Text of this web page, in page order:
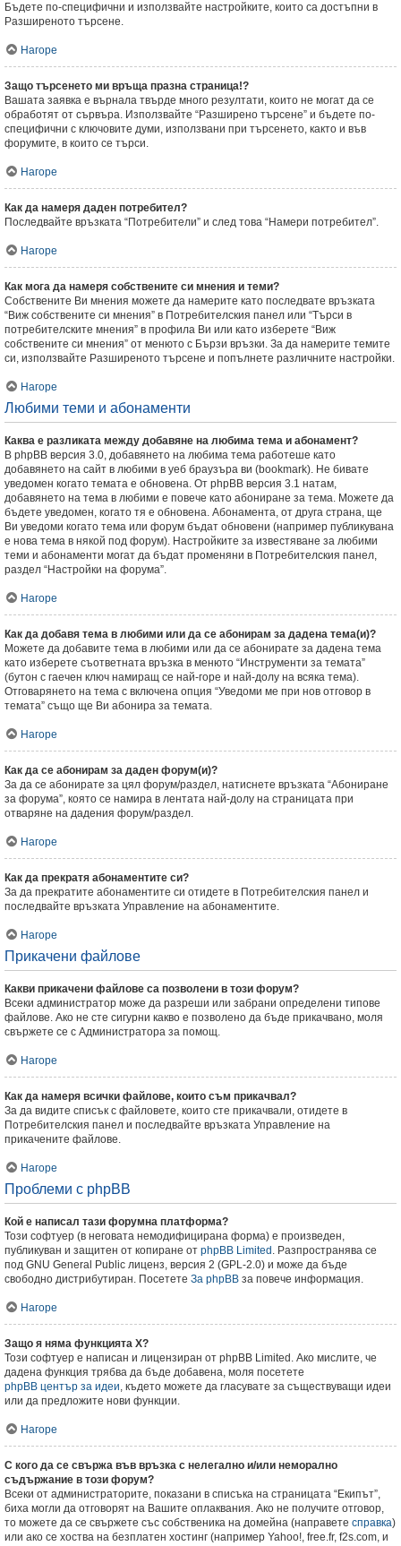
Бъдете по-специфични и използвайте настройките, които са достъпни в
Разширеното търсене.
Нагоре
Защо търсенето ми връща празна страница!?
Вашата заявка е върнала твърде много резултати, които не могат да се
обработят от сървъра. Използвайте “Разширено търсене” и бъдете по-
специфични с ключовите думи, използвани при търсенето, както и във
форумите, в които се търси.
Нагоре
Как да намеря даден потребител?
Последвайте връзката “Потребители” и след това “Намери потребител”.
Нагоре
Как мога да намеря собствените си мнения и теми?
Собствените Ви мнения можете да намерите като последвате връзката
“Виж собствените си мнения” в Потребителския панел или “Търси в
потребителските мнения” в профила Ви или като изберете “Виж
собствените си мнения” от менюто с Бързи връзки. За да намерите темите
си, използвайте Разширеното търсене и попълнете различните настройки.
Нагоре
Любими теми и абонаменти
Каква е разликата между добавяне на любима тема и абонамент?
В phpBB версия 3.0, добавянето на любима тема работеше като
добавянето на сайт в любими в уеб браузъра ви (bookmark). Не бивате
уведомен когато темата е обновена. От phpBB версия 3.1 натам,
добавянето на тема в любими е повече като абониране за тема. Можете да
бъдете уведомен, когато тя е обновена. Абонамента, от друга страна, ще
Ви уведоми когато тема или форум бъдат обновени (например публикувана
е нова тема в някой под форум). Настройките за известяване за любими
теми и абонаменти могат да бъдат променяни в Потребителския панел,
раздел “Настройки на форума”.
Нагоре
Как да добавя тема в любими или да се абонирам за дадена тема(и)?
Можете да добавите тема в любими или да се абонирате за дадена тема
като изберете съответната връзка в менюто “Инструменти за темата”
(бутон с гаечен ключ намиращ се най-горе и най-долу на всяка тема).
Отговарянето на тема с включена опция “Уведоми ме при нов отговор в
темата” също ще Ви абонира за темата.
Нагоре
Как да се абонирам за даден форум(и)?
За да се абонирате за цял форум/раздел, натиснете връзката “Абониране
за форума”, която се намира в лентата най-долу на страницата при
отваряне на дадения форум/раздел.
Нагоре
Как да прекратя абонаментите си?
За да прекратите абонаментите си отидете в Потребителския панел и
последвайте връзката Управление на абонаментите.
Нагоре
Прикачени файлове
Какви прикачени файлове са позволени в този форум?
Всеки администратор може да разреши или забрани определени типове
файлове. Ако не сте сигурни какво е позволено да бъде прикачвано, моля
свържете се с Администратора за помощ.
Нагоре
Как да намеря всички файлове, които съм прикачвал?
За да видите списък с файловете, които сте прикачвали, отидете в
Потребителския панел и последвайте връзката Управление на
прикачените файлове.
Нагоре
Проблеми с phpBB
Кой е написал тази форумна платформа?
Този софтуер (в неговата немодифицирана форма) е произведен,
публикуван и защитен от копиране от phpBB Limited . Разпространява се
под GNU General Public лиценз, версия 2 (GPL-2.0) и може да бъде
свободно дистрибутиран. Посетете За phpBB за повече информация.
Нагоре
Защо я няма функцията X?
Този софтуер е написан и лицензиран от phpBB Limited. Ако мислите, че
дадена функция трябва да бъде добавена, моля посетете
phpBB център за идеи, където можете да гласувате за съществуващи идеи
или да предложите нови функции.
Нагоре
С кого да се свържа във връзка с нелегално и/или неморално
съдържание в този форум?
Всеки от администраторите, показани в списъка на страницата “Екипът”,
биха могли да отговорят на Вашите оплаквания. Ако не получите отговор,
то можете да се свържете със собственика на домейна (направете справка)
или ако се хоства на безплатен хостинг (например Yahoo!, free.fr, f2s.com, и